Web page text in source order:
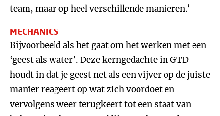
team, maar op heel verschillende manieren.’
MECHANICS
Bijvoorbeeld als het gaat om het werken met een
‘geest als water’. Deze kerngedachte in GTD
houdt in dat je geest net als een vijver op de juiste
manier reageert op wat zich voordoet en
vervolgens weer terugkeert tot een staat van